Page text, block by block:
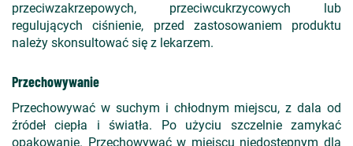
przeciwzakrzepowych, przeciwcukrzycowych lub
regulujących ciśnienie, przed zastosowaniem produktu
należy skonsultować się z lekarzem.
Przechowywanie
Przechowywać w suchym i chłodnym miejscu, z dala od
źródeł ciepła i światła. Po użyciu szczelnie zamykać
opakowanie. Przechowywać w miejscu niedostępnym dla